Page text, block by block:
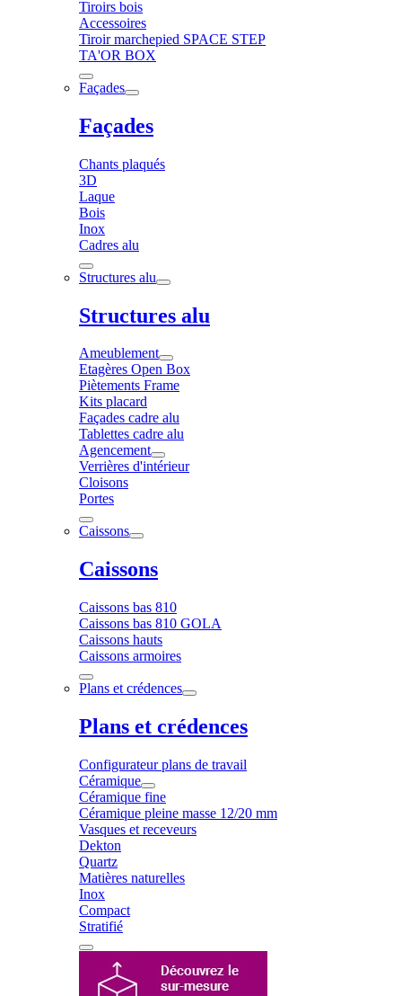
Tiroirs bois
Accessoires
Tiroir marchepied SPACE STEP
TA'OR BOX
Façades
Façades
Chants plaqués
3D
Laque
Bois
Inox
Cadres alu
Structures alu
Structures alu
Ameublement
Etagères Open Box
Piètements Frame
Kits placard
Façades cadre alu
Tablettes cadre alu
Agencement
Verrières d'intérieur
Cloisons
Portes
Caissons
Caissons
Caissons bas 810
Caissons bas 810 GOLA
Caissons hauts
Caissons armoires
Plans et crédences
Plans et crédences
Configurateur plans de travail
Céramique
Céramique fine
Céramique pleine masse 12/20 mm
Vasques et receveurs
Dekton
Quartz
Matières naturelles
Inox
Compact
Stratifié